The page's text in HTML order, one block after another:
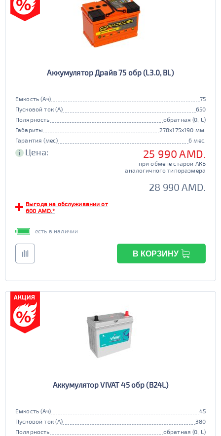
Аккумулятор Драйв 75 обр (L3.0, BL)
Емкость (Ач)
75
Пусковой ток (А)
650
Полярность
обратная (0, L)
Габариты
278x175x190 мм.
Гарантия (мес)
6 мес.
i Цена: 25 990 AMD.
при обмене старой АКБ
аналогичного типоразмера
28 990 AMD.
Выгода на обслуживании от
600 AMD.*
есть в наличии
В КОРЗИНУ
Аккумулятор VIVAT 45 обр (B24L)
Емкость (Ач)
45
Пусковой ток (А)
380
Полярность
обратная (0, L)